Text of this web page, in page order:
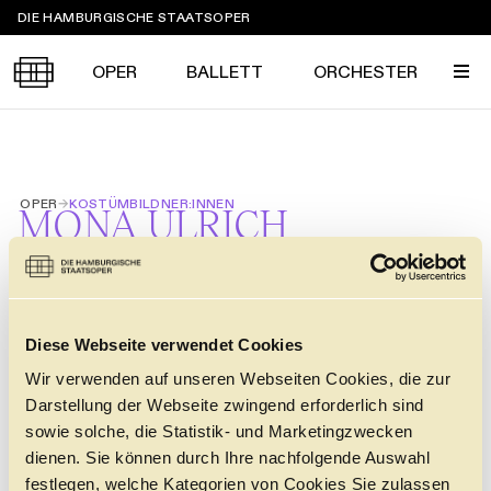
Diese Webseite verwendet Cookies
Wir verwenden auf unseren Webseiten Cookies, die zur
Darstellung der Webseite zwingend erforderlich sind
sowie solche, die Statistik- und Marketingzwecken
dienen. Sie können durch Ihre nachfolgende Auswahl
festlegen, welche Kategorien von Cookies Sie zulassen
DIE HAMBURGISCHE STAATSOPER
OPER BALLETT ORCHESTER
Suche
Tickets &
Termine
KALENDER
PROGRAMM
Spielzeit 2026/2027 Premieren
Repertoire Konzerte Festivals
CLICK in
ÜBER UNS
Oper Ballett Orchester
Die Hamburgische Staatsoper
SERVICE
Tickets & Preise Ihr Besuch Abos
DANKE MEIN KONTO
OPER→KOSTÜMBILDNER:INNEN
MONA ULRICH
STÜCKE
DIDO AND AENEAS
HENRY PURCELL
6.11. / 8.11. / 10.11. / 7